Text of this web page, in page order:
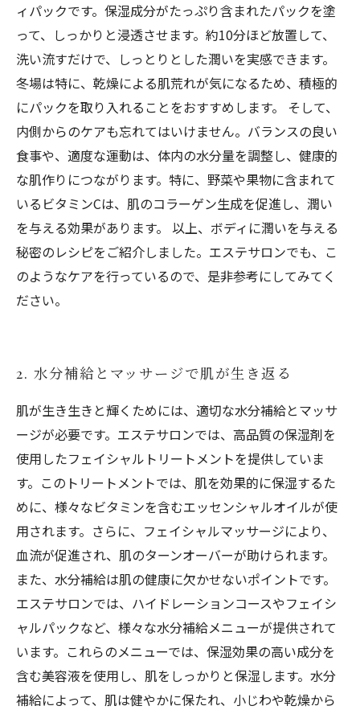
ィパックです。保湿成分がたっぷり含まれたパックを塗
って、しっかりと浸透させます。約10分ほど放置して、
洗い流すだけで、しっとりとした潤いを実感できます。
冬場は特に、乾燥による肌荒れが気になるため、積極的
にパックを取り入れることをおすすめします。 そして、
内側からのケアも忘れてはいけません。バランスの良い
食事や、適度な運動は、体内の水分量を調整し、健康的
な肌作りにつながります。特に、野菜や果物に含まれて
いるビタミンCは、肌のコラーゲン生成を促進し、潤い
を与える効果があります。 以上、ボディに潤いを与える
秘密のレシピをご紹介しました。エステサロンでも、こ
のようなケアを行っているので、是非参考にしてみてく
ださい。
2. 水分補給とマッサージで肌が生き返る
肌が生き生きと輝くためには、適切な水分補給とマッサ
ージが必要です。エステサロンでは、高品質の保湿剤を
使用したフェイシャルトリートメントを提供していま
す。このトリートメントでは、肌を効果的に保湿するた
めに、様々なビタミンを含むエッセンシャルオイルが使
用されます。さらに、フェイシャルマッサージにより、
血流が促進され、肌のターンオーバーが助けられます。
また、水分補給は肌の健康に欠かせないポイントです。
エステサロンでは、ハイドレーションコースやフェイシ
ャルパックなど、様々な水分補給メニューが提供されて
います。これらのメニューでは、保湿効果の高い成分を
含む美容液を使用し、肌をしっかりと保湿します。水分
補給によって、肌は健やかに保たれ、小じわや乾燥から